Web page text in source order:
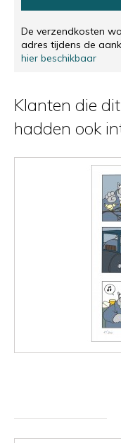
De verzendkosten
adres tijdens de
hier beschikbaar
Klanten die
hadden ook